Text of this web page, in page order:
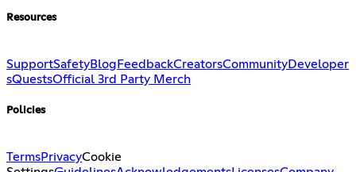
Resources
SupportSafetyBlog FeedbackCreatorsCommunityDeveloper
sQuestsOfficial 3rd Party Merch
Policies
TermsPrivacyCookie